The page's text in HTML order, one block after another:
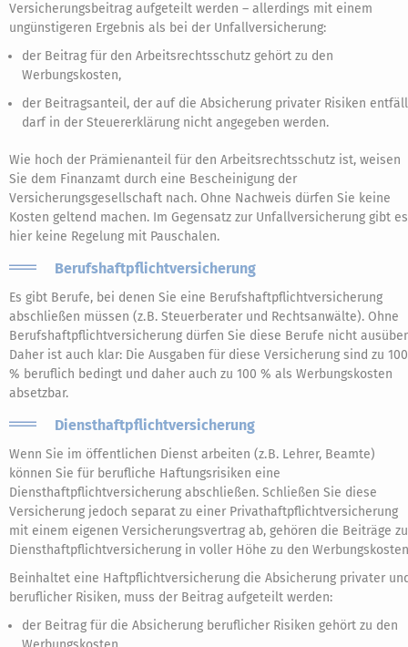
Versicherungsbeitrag aufgeteilt werden – allerdings mit einem
ungünstigeren Ergebnis als bei der Unfallversicherung:
der Beitrag für den Arbeitsrechtsschutz gehört zu den
Werbungskosten,
der Beitragsanteil, der auf die Absicherung privater Risiken
darf in der Steuererklärung nicht angegeben werden.
Wie hoch der Prämienanteil für den Arbeitsrechtsschutz ist, weisen
Sie dem Finanzamt durch eine Bescheinigung der
Versicherungsgesellschaft nach. Ohne Nachweis dürfen Sie keine
Kosten geltend machen. Im Gegensatz zur Unfallversicherung gibt es
hier keine Regelung mit Pauschalen.
Berufshaftpflichtversicherung
Es gibt Berufe, bei denen Sie eine Berufshaftpflichtversicherung
abschließen müssen (z. B. Steuerberater und Rechtsanwälte). Ohne
Berufshaftpflichtversicherung dürfen Sie diese Berufe nicht
Daher ist auch klar: Die Ausgaben für diese Versicherung sind zu 100
% beruflich bedingt und daher auch zu 100 % als Werbungskosten
absetzbar.
Diensthaftpflichtversicherung
Wenn Sie im öffentlichen Dienst arbeiten (z. B. Lehrer, Beamte)
können Sie für berufliche Haftungsrisiken eine
Diensthaftpflichtversicherung abschließen. Schließen Sie diese
Versicherung jedoch separat zu einer Privathaftpflichtversicherung
mit einem eigenen Versicherungsvertrag ab, gehören die Beiträge
Diensthaftpflichtversicherung in voller Höhe zu den
Beinhaltet eine Haftpflichtversicherung die Absicherung privater
beruflicher Risiken, muss der Beitrag aufgeteilt werden:
der Beitrag für die Absicherung beruflicher Risiken gehört zu den